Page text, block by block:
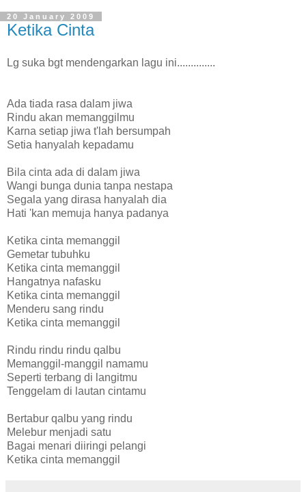
20 January 2009
Ketika Cinta
Lg suka bgt mendengarkan lagu ini..............
Ada tiada rasa dalam jiwa
Rindu akan memanggilmu
Karna setiap jiwa t'lah bersumpah
Setia hanyalah kepadamu
Bila cinta ada di dalam jiwa
Wangi bunga dunia tanpa nestapa
Segala yang dirasa hanyalah dia
Hati 'kan memuja hanya padanya
Ketika cinta memanggil
Gemetar tubuhku
Ketika cinta memanggil
Hangatnya nafasku
Ketika cinta memanggil
Menderu sang rindu
Ketika cinta memanggil
Rindu rindu rindu qalbu
Memanggil-manggil namamu
Seperti terbang di langitmu
Tenggelam di lautan cintamu
Bertabur qalbu yang rindu
Melebur menjadi satu
Bagai menari diiringi pelangi
Ketika cinta memanggil